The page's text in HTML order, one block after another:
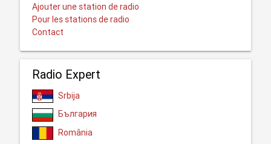
Ajouter une station de radio
Pour les stations de radio
Contact
Radio Expert
Srbija
България
România